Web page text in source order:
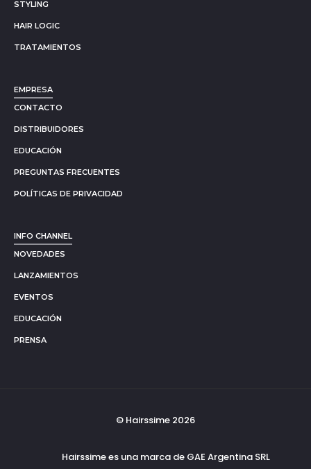
STYLING
HAIR LOGIC
TRATAMIENTOS
EMPRESA
CONTACTO
DISTRIBUIDORES
EDUCACIÓN
PREGUNTAS FRECUENTES
POLÍTICAS DE PRIVACIDAD
INFO CHANNEL
NOVEDADES
LANZAMIENTOS
EVENTOS
EDUCACIÓN
PRENSA
© Hairssime 2026
Hairssime es una marca de GAE Argentina SRL